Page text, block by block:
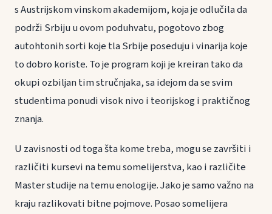
s Austrijskom vinskom akademijom, koja je odlučila da
podrži Srbiju u ovom poduhvatu, pogotovo zbog
autohtonih sorti koje tla Srbije poseduju i vinarija koje
to dobro koriste. To je program koji je kreiran tako da
okupi ozbiljan tim stručnjaka, sa idejom da se svim
studentima ponudi visok nivo i teorijskog i praktičnog
znanja.
U zavisnosti od toga šta kome treba, mogu se završiti i
različiti kursevi na temu somelijerstva, kao i različite
Master studije na temu enologije. Jako je samo važno na
kraju razlikovati bitne pojmove. Posao somelijera